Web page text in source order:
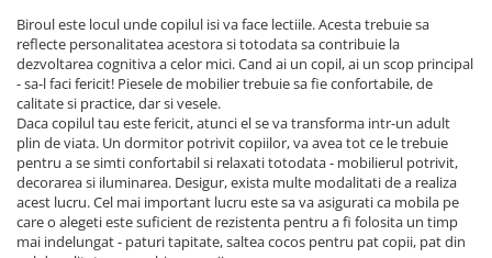
Biroul este locul unde copilul isi va face lectiile. Acesta trebuie sa
reflecte personalitatea acestora si totodata sa contribuie la
dezvoltarea cognitiva a celor mici. Cand ai un copil, ai un scop principal
- sa-l faci fericit! Piesele de mobilier trebuie sa fie confortabile, de
calitate si practice, dar si vesele.
Daca copilul tau este fericit, atunci el se va transforma intr-un adult
plin de viata. Un dormitor potrivit copiilor, va avea tot ce le trebuie
pentru a se simti confortabil si relaxati totodata - mobilierul potrivit,
decorarea si iluminarea. Desigur, exista multe modalitati de a realiza
acest lucru. Cel mai important lucru este sa va asigurati ca mobila pe
care o alegeti este suficient de rezistenta pentru a fi folosita un timp
mai indelungat - paturi tapitate, saltea cocos pentru pat copii, pat din